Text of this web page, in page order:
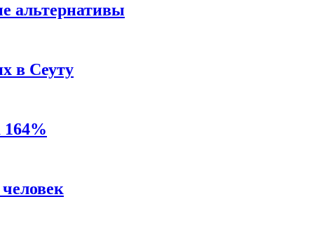
альтернативы
в Сеуту
164%